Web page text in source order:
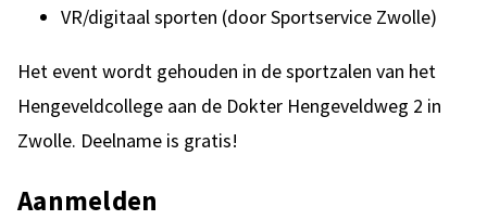
VR/digitaal sporten (door Sportservice Zwolle)
Het event wordt gehouden in de sportzalen van het
Hengeveldcollege aan de Dokter Hengeveldweg 2 in
Zwolle. Deelname is gratis!
Aanmelden